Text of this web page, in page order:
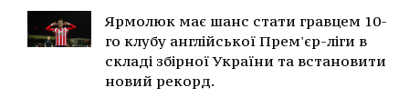
Ярмолюк має шанс стати гравцем 10-
го клубу англійської Прем'єр-ліги в
складі збірної України та встановити
новий рекорд.